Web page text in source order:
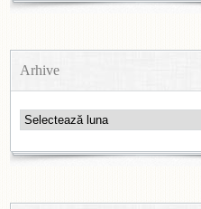
Arhive
Arhive